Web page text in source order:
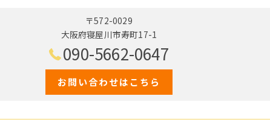
〒572-0029
大阪府寝屋川市寿町17-1
090-5662-0647
お問い合わせはこちら